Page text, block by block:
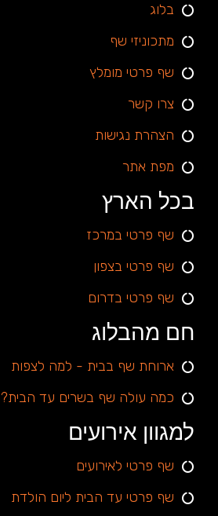
בלוג
מתכוניזי שף
שף פרטי מומלץ
צרו קשר
הצהרת נגישות
מפת אתר
בכל הארץ
שף פרטי במרכז
שף פרטי בצפון
שף פרטי בדרום
חם מהבלוג
ארוחת שף בבית - למה לצפות
כמה עולה שף בשרים עד הבית?
למגוון אירועים
שף פרטי לאירועים
שף פרטי עד הבית ליום הולדת